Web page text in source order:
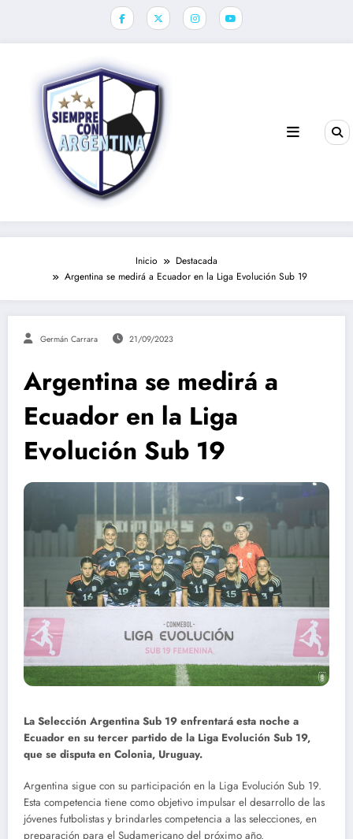
Inicio
Destacada
Argentina se medirá a Ecuador en la Liga Evolución Sub 19
Germán Carrara 21/09/2023
Argentina se medirá a
Ecuador en la Liga
Evolución Sub 19
La Selección Argentina Sub 19 enfrentará esta noche a
Ecuador en su tercer partido de la Liga Evolución Sub 19,
que se disputa en Colonia, Uruguay.
Argentina sigue con su participación en la Liga Evolución Sub 19.
Esta competencia tiene como objetivo impulsar el desarrollo de las
jóvenes futbolistas y brindarles competencia a las selecciones, en
preparación para el Sudamericano del próximo año.